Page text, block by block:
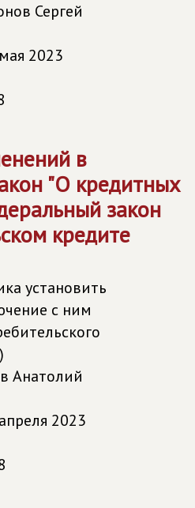
Сергей
2023
в
"О кредитных
закон
кредите
установить
с ним
Анатолий
2023